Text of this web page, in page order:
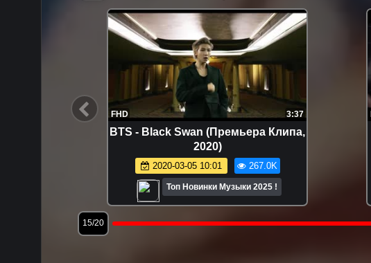
FHD 3:37
BTS - Black Swan (Премьера Клипа,
2020)
2020-03-05 10:01 267.0K
Топ Новинки Музыки 2025 !
15/20